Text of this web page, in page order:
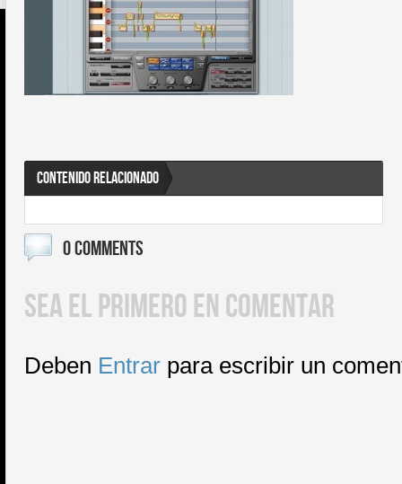
CONTENIDO RELACIONADO
0 COMMENTS
SEA EL PRIMERO EN COMENTAR
Deben Entrar para escribir un